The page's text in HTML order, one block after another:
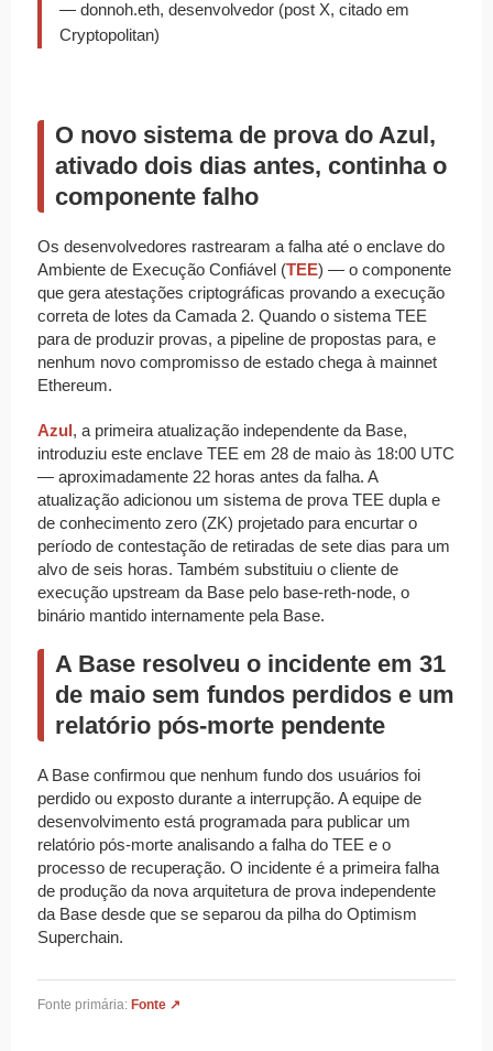
— donnoh.eth, desenvolvedor (post X, citado em
Cryptopolitan)
O novo sistema de prova do Azul,
ativado dois dias antes, continha o
componente falho
Os desenvolvedores rastrearam a falha até o enclave do
Ambiente de Execução Confiável (TEE) — o componente
que gera atestações criptográficas provando a execução
correta de lotes da Camada 2. Quando o sistema TEE
para de produzir provas, a pipeline de propostas para, e
nenhum novo compromisso de estado chega à mainnet
Ethereum.
Azul, a primeira atualização independente da Base,
introduziu este enclave TEE em 28 de maio às 18:00 UTC
— aproximadamente 22 horas antes da falha. A
atualização adicionou um sistema de prova TEE dupla e
de conhecimento zero (ZK) projetado para encurtar o
período de contestação de retiradas de sete dias para um
alvo de seis horas. Também substituiu o cliente de
execução upstream da Base pelo base-reth-node, o
binário mantido internamente pela Base.
A Base resolveu o incidente em 31
de maio sem fundos perdidos e um
relatório pós-morte pendente
A Base confirmou que nenhum fundo dos usuários foi
perdido ou exposto durante a interrupção. A equipe de
desenvolvimento está programada para publicar um
relatório pós-morte analisando a falha do TEE e o
processo de recuperação. O incidente é a primeira falha
de produção da nova arquitetura de prova independente
da Base desde que se separou da pilha do Optimism
Superchain.
Fonte primária: Fonte ↗